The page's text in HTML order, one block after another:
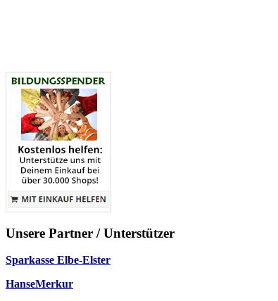
Unsere Partner / Unterstützer
Sparkasse Elbe-Elster
HanseMerkur